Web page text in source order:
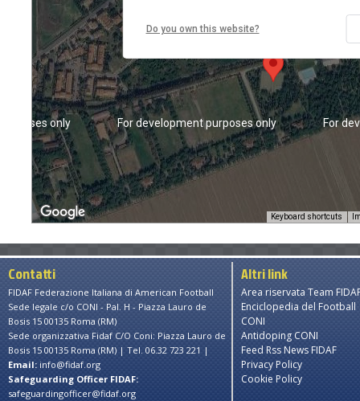
For
For development purposes only
only
Keyboard shortcuts
Do you own this website?
Contatti
FIDAF Federazione Italiana di American Football
Sede legale c/o CONI - Pal. H - Piazza Lauro de
Bosis 15 00135 Roma (RM)
Sede organizzativa Fidaf C/O Coni: Piazza Lauro de
Bosis 15 00135 Roma (RM) | Tel. 06.32 723 221 |
Email: info@fidaf.org
Safeguarding Officer FIDAF:
safeguardingofficer@fidaf.org
Altri link
Area riservata Team
Enciclopedia del Football
CONI
Antidoping CONI
Feed Rss News FIDAF
Privacy Policy
Cookie Policy